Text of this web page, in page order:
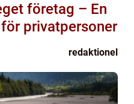
företag – En
privatpersoner
redaktionel